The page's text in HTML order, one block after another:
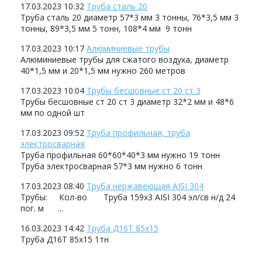
17.03.2023 10:32 Труба сталь 20
Труба сталь 20 диаметр 57*3 мм 3 тонны, 76*3,5 мм 3
тонны, 89*3,5 мм 5 тонн, 108*4 мм 9 тонн
17.03.2023 10:17 Алюминиевые трубы
Алюминиевые трубы для сжатого воздуха, диаметр
40*1,5 мм и 20*1,5 мм нужно 260 метров
17.03.2023 10:04 Трубы бесшовные ст 20 ст 3
Трубы бесшовные ст 20 ст 3 диаметр 32*2 мм и 48*6
мм по одной шт
17.03.2023 09:52 Труба профильная, труба
электросварная
Труба профильная 60*60*40*3 мм нужно 19 тонн
Труба электросварная 57*3 мм нужно 6 тонн
17.03.2023 08:40 Труба нержавеющая AISI 304
Трубы: Кол-во Труба 159х3 AISI 304 эл/св н/д 24
пог. м ...
16.03.2023 14:42 Труба Д16Т 85х15
Труба Д16Т 85х15 1тн